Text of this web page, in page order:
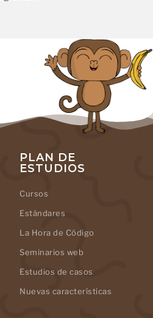
PLAN DE
ESTUDIOS
Cursos
Estándares
La Hora de Código
Seminarios web
Estudios de casos
Nuevas características